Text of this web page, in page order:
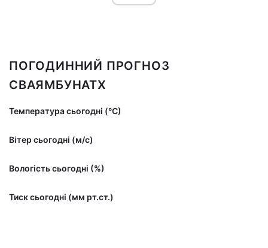
ПОГОДИННИЙ ПРОГНОЗ
СВАЯМБУНАТХ
Температура сьогодні (°С)
Вітер сьогодні (м/с)
Вологість сьогодні (%)
Тиск сьогодні (мм рт.ст.)